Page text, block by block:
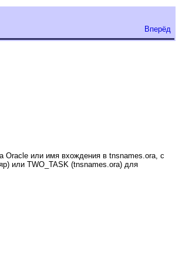
Вперёд
Oracle или имя вхождения в tnsnames.ora, с
или TWO_TASK (tnsnames.ora) для